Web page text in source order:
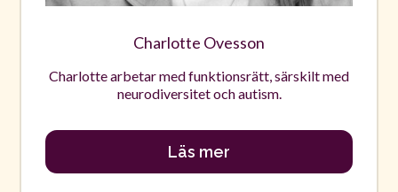
Charlotte Ovesson
Charlotte arbetar med funktionsrätt, särskilt med
neurodiversitet och autism.
Läs mer